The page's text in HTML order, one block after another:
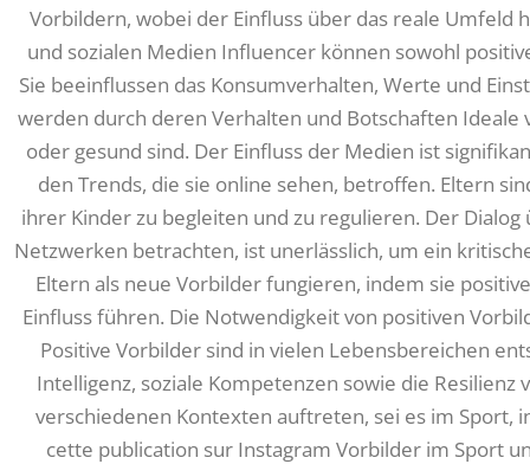
Vorbildern, wobei der Einfluss über das reale Umfeld
und sozialen Medien Influencer können sowohl
Sie beeinflussen das Konsumverhalten, Werte und
werden durch deren Verhalten und Botschaften
oder gesund sind. Der Einfluss der Medien ist
den Trends, die sie online sehen, betroffen. Eltern
ihrer Kinder zu begleiten und zu regulieren. Der
Netzwerken betrachten, ist unerlässlich, um ein
Eltern als neue Vorbilder fungieren, indem sie
Einfluss führen. Die Notwendigkeit von positiven
Positive Vorbilder sind in vielen Lebensbereichen
Intelligenz, soziale Kompetenzen sowie die
verschiedenen Kontexten auftreten, sei es im Sport,
cette publication sur Instagram Vorbilder im Sport